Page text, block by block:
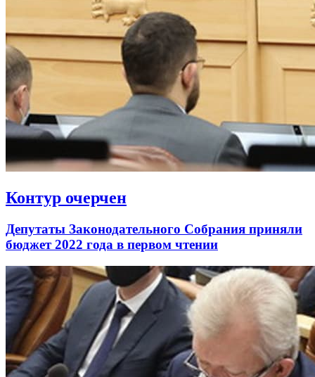
Контур очерчен
Депутаты Законодательного Собрания приняли
бюджет 2022 года в первом чтении